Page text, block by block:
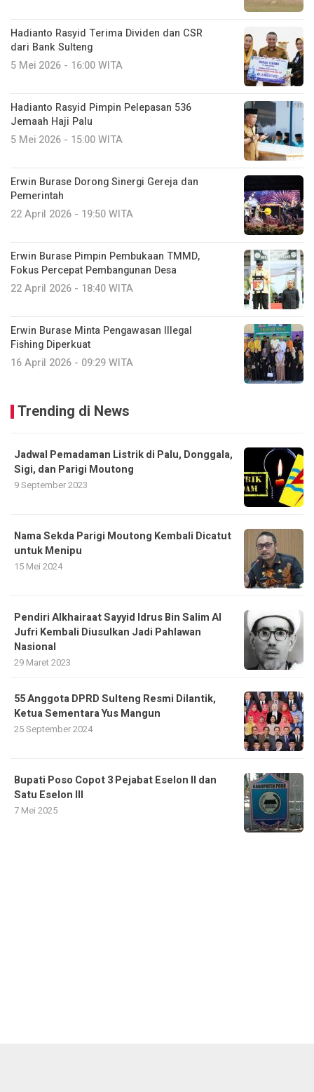
Hadianto Rasyid Terima Dividen dan CSR
dari Bank Sulteng
5 Mei 2026 - 16:00 WITA
Hadianto Rasyid Pimpin Pelepasan 536
Jemaah Haji Palu
5 Mei 2026 - 15:00 WITA
Erwin Burase Dorong Sinergi Gereja dan
Pemerintah
22 April 2026 - 19:50 WITA
Erwin Burase Pimpin Pembukaan TMMD,
Fokus Percepat Pembangunan Desa
22 April 2026 - 18:40 WITA
Erwin Burase Minta Pengawasan Illegal
Fishing Diperkuat
16 April 2026 - 09:29 WITA
Trending di News
Jadwal Pemadaman Listrik di Palu, Donggala,
Sigi, dan Parigi Moutong
9 September 2023
Nama Sekda Parigi Moutong Kembali Dicatut
untuk Menipu
15 Mei 2024
Pendiri Alkhairaat Sayyid Idrus Bin Salim Al
Jufri Kembali Diusulkan Jadi Pahlawan
Nasional
29 Maret 2023
55 Anggota DPRD Sulteng Resmi Dilantik,
Ketua Sementara Yus Mangun
25 September 2024
Bupati Poso Copot 3 Pejabat Eselon II dan
Satu Eselon III
7 Mei 2025